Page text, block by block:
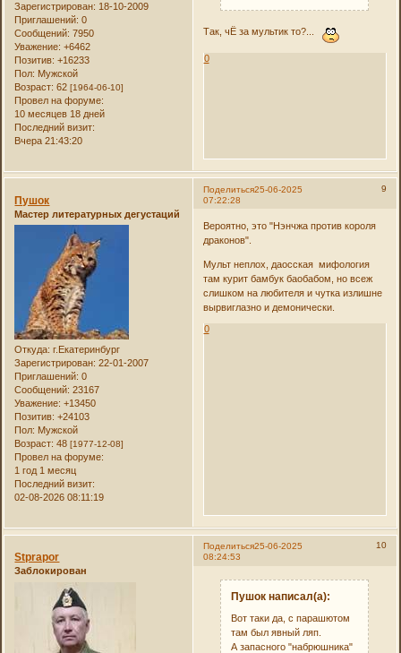
Зарегистрирован: 18-10-2009
Приглашений: 0
Сообщений: 7950
Уважение: +6462
Позитив: +16233
Пол: Мужской
Возраст: 62[1964-06-10]
Провел на форуме:
10 месяцев 18 дней
Последний визит:
Вчера 21:43:20
Так, чЁ за мультик то?...
0
Поделиться 9
25-06-2025
07:22:28
Пушок
Мастер литературных дегустаций
Откуда: г.Екатеринбург
Зарегистрирован: 22-01-2007
Приглашений: 0
Сообщений: 23167
Уважение: +13450
Позитив: +24103
Пол: Мужской
Возраст: 48[1977-12-08]
Провел на форуме:
1 год 1 месяц
Последний визит:
02-08-2026 08:11:19
Вероятно, это "Нэнчжа против короля
драконов".
Мульт неплох, даосская мифология
там курит бамбук баобабом, но всеж
слишком на любителя и чутка излишне
вырвиглазно и демонически.
0
Поделиться 10
25-06-2025
08:24:53
Stprapor
Заблокирован
Пушок написал(а):
Вот таки да, с парашютом
там был явный ляп.
А запасного "набрюшника"